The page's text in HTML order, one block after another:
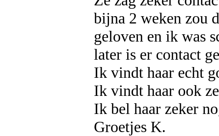
bijna 2 weken zou
geloven en ik was
later is er contact
Ik vindt haar echt
Ik vindt haar ook
Ik bel haar zeker
Groetjes K.